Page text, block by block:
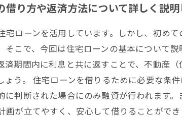
り方や返済方法について詳しく説
ローンを活用しています。しかし、初め
こで、今回は住宅ローンの基本について
期間内に利息と共に返すことで、不動産
う。 住宅ローンを借りるために必要な条
判断された場合にのみ融資が行われます
が立てやすく、安心して借りることがで